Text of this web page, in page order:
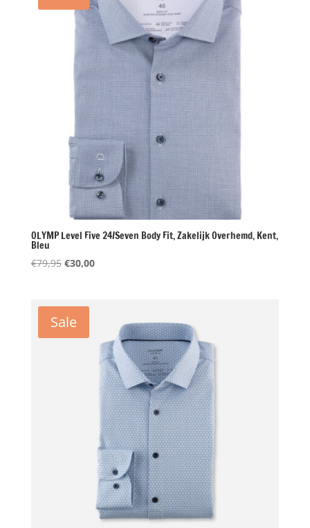
OLYMP Level Five 24/Seven Body Fit, Zakelijk Overhemd, Kent,
Bleu
€79,95 Oorspronkelijke
€79,95.
€30,00Huidige
Sale